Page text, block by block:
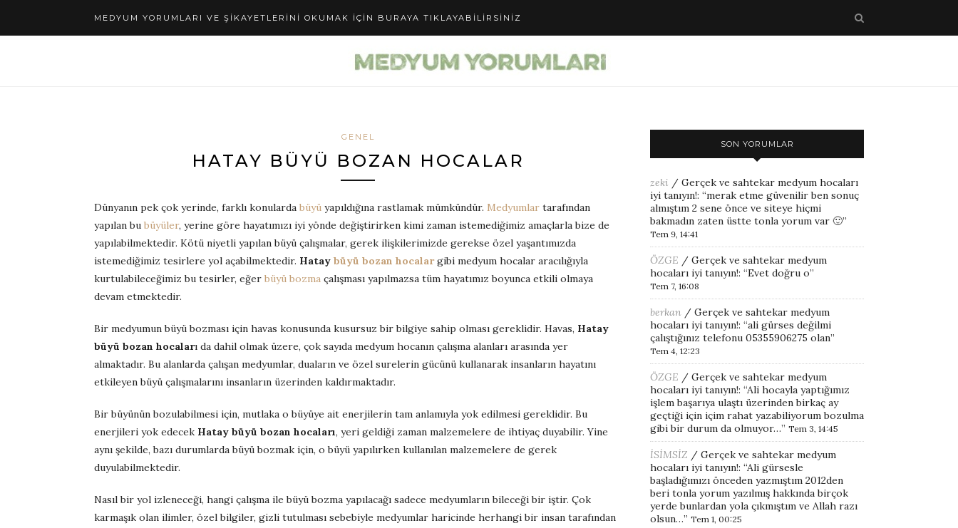
MEDYUM YORUMLARI VE ŞIKAYETLERINI OKUMAK IÇIN BURAYA TIKLAYABILIRSINIZ
GENEL
HATAY BÜYÜ BOZAN HOCALAR
Dünyanın pek çok yerinde, farklı konularda büyü yapıldığına rastlamak mümkündür. Medyumlar tarafından
yapılan bu büyüler, yerine göre hayatımızı iyi yönde değiştirirken kimi zaman istemediğimiz amaçlarla bize de
yapılabilmektedir. Kötü niyetli yapılan büyü çalışmalar, gerek ilişkilerimizde gerekse özel yaşantımızda
istemediğimiz tesirlere yol açabilmektedir. Hatay büyü bozan hocalargibi medyum hocalar aracılığıyla
kurtulabileceğimiz bu tesirler, eğer büyü bozma çalışması yapılmazsa tüm hayatımız boyunca etkili olmaya
devam etmektedir.
Bir medyumun büyü bozması için havas konusunda kusursuz bir bilgiye sahip olması gereklidir. Havas, Hatay
büyü bozan hocaları da dahil olmak üzere, çok sayıda medyum hocanın çalışma alanları arasında yer
almaktadır. Bu alanlarda çalışan medyumlar, duaların ve özel surelerin gücünü kullanarak insanların hayatını
etkileyen büyü çalışmalarını insanların üzerinden kaldırmaktadır.
Bir büyünün bozulabilmesi için, mutlaka o büyüye ait enerjilerin tam anlamıyla yok edilmesi gereklidir. Bu
enerjileri yok edecek Hatay büyü bozan hocaları, yeri geldiği zaman malzemelere de ihtiyaç duyabilir. Yine
aynı şekilde, bazı durumlarda büyü bozmak için, o büyü yapılırken kullanılan malzemelere de gerek
duyulabilmektedir.
Nasıl bir yol izleneceği, hangi çalışma ile büyü bozma yapılacağı sadece medyumların bileceği bir iştir. Çok
karmaşık olan ilimler, özel bilgiler, gizli tutulması sebebiyle medyumlar haricinde herhangi bir insan tarafından
SON YORUMLAR
zeki / Gerçek ve sahtekar medyum hocaları
iyi tanıyın!: “merak etme güvenilir ben sonuç
almıştım 2 sene önce ve siteye hiçmi
bakmadın zaten üstte tonla yorum var 🙂”
Tem 9, 14:41
ÖZGE / Gerçek ve sahtekar medyum
hocaları iyi tanıyın!: “Evet doğru o”
Tem 7, 16:08
berkan / Gerçek ve sahtekar medyum
hocaları iyi tanıyın!: “ali gürses değilmi
çalıştığınız telefonu 05355906275 olan”
Tem 4, 12:23
ÖZGE / Gerçek ve sahtekar medyum
hocaları iyi tanıyın!: “Ali hocayla yaptığımız
işlem başarıya ulaştı üzerinden birkaç ay
geçtiği için içim rahat yazabiliyorum bozulma
gibi bir durum da olmuyor…” Tem 3, 14:45
İSİMSİZ / Gerçek ve sahtekar medyum
hocaları iyi tanıyın!: “Ali gürsesle
başladığımızı önceden yazmıştım 2012den
beri tonla yorum yazılmış hakkında birçok
yerde bunlardan yola çıkmıştım ve Allah razı
olsun…” Tem 1, 00:25